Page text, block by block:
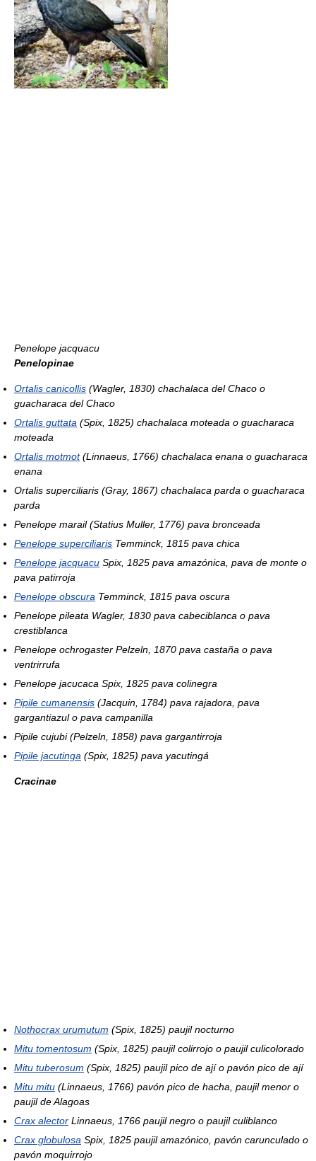
Penelope jacquacu
Penelopinae
Ortalis canicollis (Wagler, 1830) chachalaca del Chaco o
guacharaca del Chaco
Ortalis guttata (Spix, 1825) chachalaca moteada o guacharaca
moteada
Ortalis motmot(Linnaeus, 1766) chachalaca enana o guacharaca
enana
Ortalis superciliaris (Gray, 1867) chachalaca parda o guacharaca
parda
Penelope marail(Statius Muller, 1776) pava bronceada
Penelope superciliaris Temminck, 1815 pava chica
Penelope jacquacu Spix, 1825 pava amazónica, pava de monte o
pava patirroja
Penelope obscura Temminck, 1815 pava oscura
Penelope pileata Wagler, 1830 pava cabeciblanca o pava
crestiblanca
Penelope ochrogaster Pelzeln, 1870 pava castaña o pava
ventrirrufa
Penelope jacucaca Spix, 1825 pava colinegra
Pipile cumanensis (Jacquin, 1784) pava rajadora, pava
gargantiazul o pava campanilla
Pipile cujubi(Pelzeln, 1858) pava gargantirroja
Pipile jacutinga (Spix, 1825) pava yacutingá
Cracinae
Nothocrax urumutum (Spix, 1825) paujil nocturno
Mitu tomentosum (Spix, 1825) paujil colirrojo o paujil culicolorado
Mitu tuberosum (Spix, 1825) paujil pico de ají o pavón pico de ají
Mitu mitu (Linnaeus, 1766) pavón pico de hacha, paujil menor o
paujil de Alagoas
Crax alector Linnaeus, 1766 paujil negro o paujil culiblanco
Crax globulosa Spix, 1825 paujil amazónico, pavón carunculado o
pavón moquirrojo